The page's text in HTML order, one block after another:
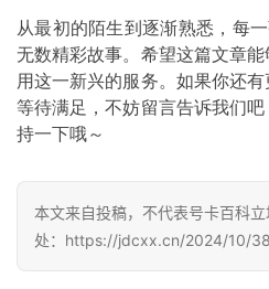
流
量
卡
推
号
码
认
登录
从最初的陌生到逐渐熟悉，每
无数精彩故事。希望这篇文章
用这一新兴的服务。如果你还
等待满足，不妨留言告诉我们
持一下哦～
本文来自投稿，不代表号卡百科
处：https://jdcxx.cn/2024/10/